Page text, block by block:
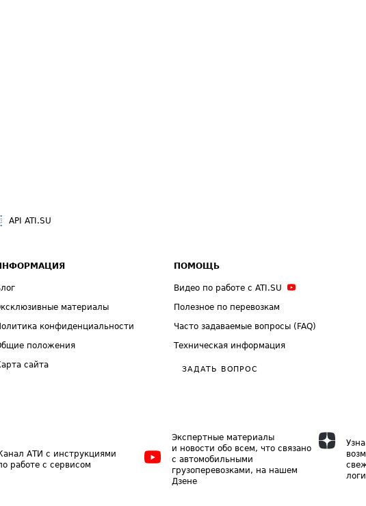
API ATI.SU
материалы
конфиденциальности
положения
сайта
ПОМОЩЬ
Видео по работе с ATI.SU
Полезное по перевозкам
Часто задаваемые вопросы (FAQ)
Техническая информация
ЗАДАТЬ ВОПРОС
АТИ с инструкциями
работе с сервисом
Экспертные материалы
и новости обо всем, что связано
с автомобильными
грузоперевозками, на нашем
Дзене